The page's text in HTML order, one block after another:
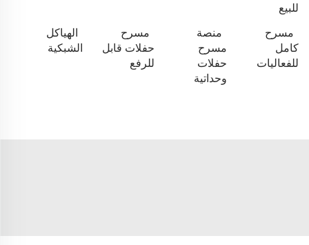
للبيع
مسرح
كامل
للفعاليات
منصة
مسرح
حفلات
وحداتية
مسرح
حفلات قابل
للرفع
الهياكل
الشبكية